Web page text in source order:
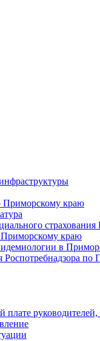
краю
Приморскому краю
в
по
плате